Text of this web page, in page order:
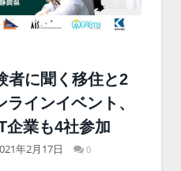
者に聞く移住と2
インイベント、
企業も4社参加
年2月17日 0